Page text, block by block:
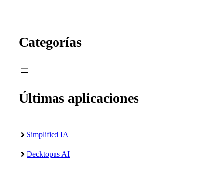
Categorías
Últimas aplicaciones
Simplified IA
Decktopus AI